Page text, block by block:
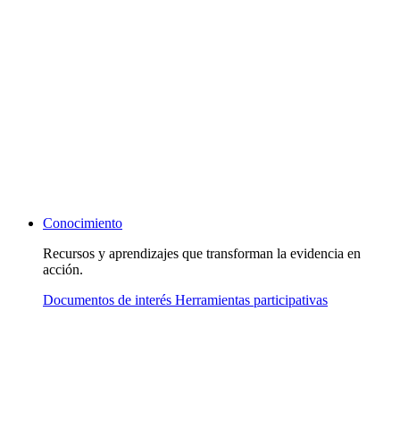
Conocimiento
Recursos y aprendizajes que transforman la evidencia en
acción.
Documentos de interés Herramientas participativas